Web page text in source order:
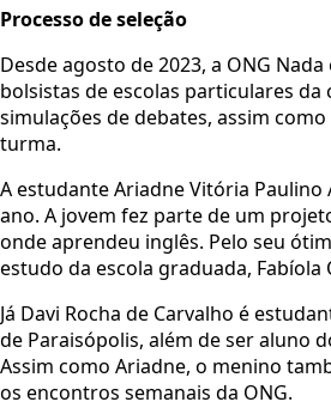
Processo de seleção
Desde agosto de 2023, a ONG
bolsistas de escolas particulares
simulações de debates, assim
turma.
A estudante Ariadne Vitória
ano. A jovem fez parte de um
onde aprendeu inglês. Pelo seu
estudo da escola graduada,
Já Davi Rocha de Carvalho é
de Paraisópolis, além de ser aluno
Assim como Ariadne, o menino
os encontros semanais da ONG.